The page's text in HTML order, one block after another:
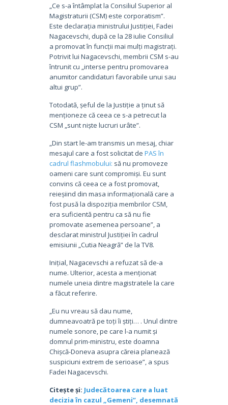
„Ce s-a întâmplat la Consiliul Superior al
Magistraturii (CSM) este corporatism”.
Este declarația ministrului Justiției, Fadei
Nagacevschi, după ce la 28 iulie Consiliul
a promovat în funcții mai mulți magistrați.
Potrivit lui Nagacevschi, membrii CSM s-au
întrunit cu „interse pentru promovarea
anumitor candidaturi favorabile unui sau
altui grup”.
Totodată, șeful de la Justiție a ținut să
menționeze că ceea ce s-a petrecut la
CSM „sunt niște lucruri urâte”.
„Din start le-am transmis un mesaj, chiar
mesajul care a fost solicitat de PAS în
cadrul flashmobului: să nu promoveze
oameni care sunt compromiși. Eu sunt
convins că ceea ce a fost promovat,
reieșiind din masa informațională care a
fost pusă la dispoziția membrilor CSM,
era suficientă pentru ca să nu fie
promovate asemenea persoane”, a
desclarat ministrul Justiției în cadrul
emisiunii „Cutia Neagră” de la TV8.
Inițial, Nagacevschi a refuzat să de-a
nume. Ulterior, acesta a menționat
numele uneia dintre magistratele la care
a făcut referire.
„Eu nu vreau să dau nume,
dumneavoatră pe toți îi știți… . Unul dintre
numele sonore, pe care l-a numit și
domnul prim-ministru, este doamna
Chișcă-Doneva asupra căreia planează
suspiciuni extrem de serioase”, a spus
Fadei Nagacevschi.
Citește și: Judecătoarea care a luat
decizia în cazul „Gemeni”, desemnată